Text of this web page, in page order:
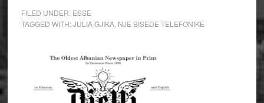
FILED UNDER: ESSE
TAGGED WITH:JULIA GJIKA, NJE BISEDE TELEFONIKE